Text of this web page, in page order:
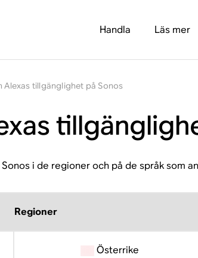
Handla Läs mer
Alexas tillgänglighet på Sonos
i de regioner och på de språk som
Regioner
Österrike